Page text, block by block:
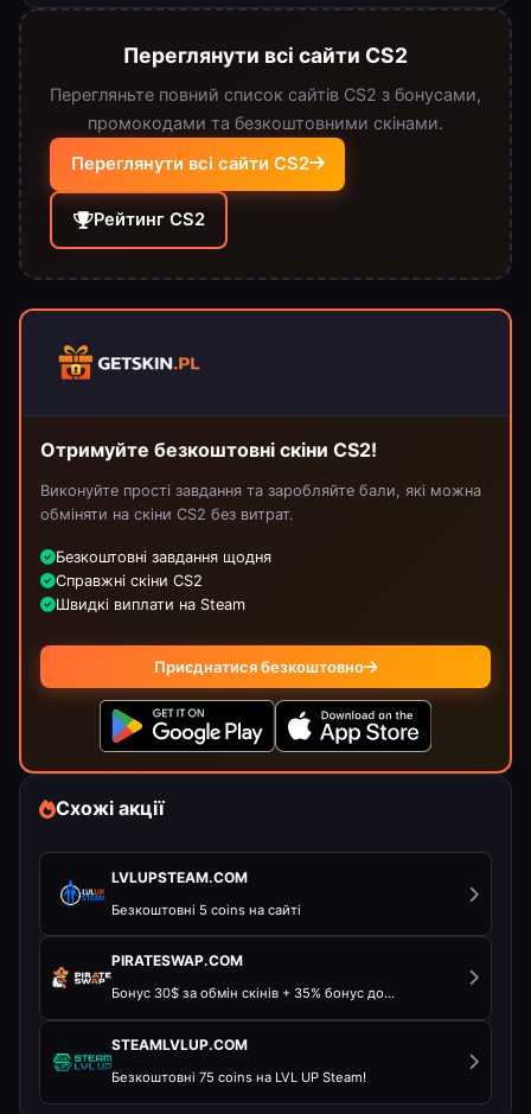
Переглянути всі сайти CS2
Перегляньте повний список сайтів CS2 з бонусами,
промокодами та безкоштовними скінами.
Переглянути всі сайти CS2
Рейтинг CS2
Отримуйте безкоштовні скіни CS2!
Виконуйте прості завдання та заробляйте бали, які можна
обміняти на скіни CS2 без витрат.
Безкоштовні завдання щодня
Справжні скіни CS2
Швидкі виплати на Steam
Приєднатися безкоштовно
Схожі акції
LVLUPSTEAM.COM
Безкоштовні 5 coins на сайті
PIRATESWAP.COM
Бонус 30$ за обмін скінів + 35% бонус до...
STEAMLVLUP.COM
Безкоштовні 75 coins на LVL UP Steam!